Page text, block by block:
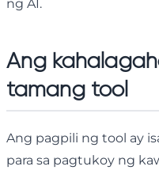
ng AI.
Ang
tamang tool
Ang pagpili ng tool ay
para sa pagtukoy ng